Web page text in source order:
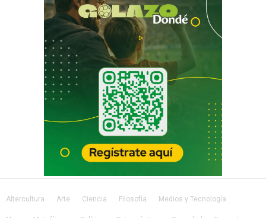
Altercultura Arte Ciencia Filosofía Medios y Tecnología